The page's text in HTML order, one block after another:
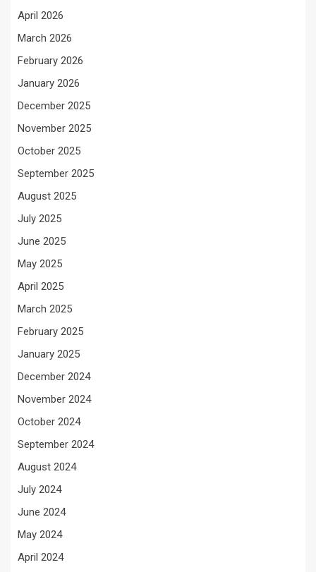
April 2026
March 2026
February 2026
January 2026
December 2025
November 2025
October 2025
September 2025
August 2025
July 2025
June 2025
May 2025
April 2025
March 2025
February 2025
January 2025
December 2024
November 2024
October 2024
September 2024
August 2024
July 2024
June 2024
May 2024
April 2024